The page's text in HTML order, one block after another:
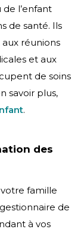
l’enfant
de santé. Ils
réunions
et aux
de soins
savoir plus,
.
des
famille
de
à vos